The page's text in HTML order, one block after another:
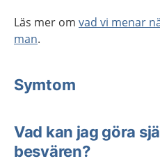
Läs mer om vad vi menar
man.
Symtom
Vad kan jag göra
besvären?